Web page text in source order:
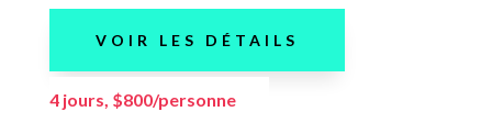
VOIR LES DÉTAILS
4 jours, $800/personne